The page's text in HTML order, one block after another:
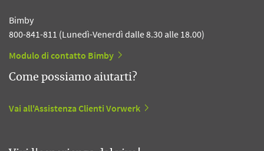
Bimby
800-841-811 (Lunedì-Venerdì dalle 8.30 alle 18.00)
Modulo di contatto Bimby
Come possiamo aiutarti?
Vai all'Assistenza Clienti Vorwerk